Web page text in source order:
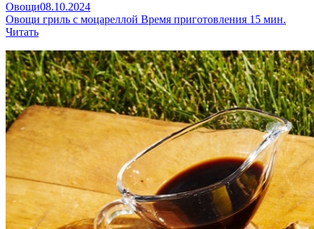
Овощи08.10.2024
Овощи гриль с моцареллой Время приготовления 15 мин.
Читать